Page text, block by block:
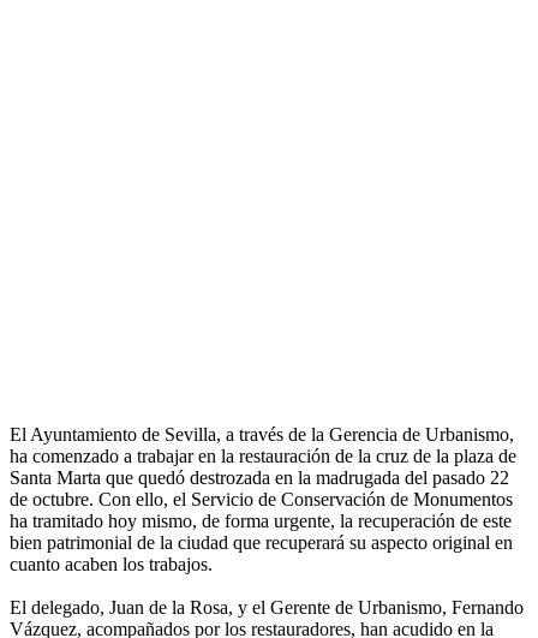
El Ayuntamiento de Sevilla, a través de la Gerencia de Urbanismo,
ha comenzado a trabajar en la restauración de la cruz de la plaza de
Santa Marta que quedó destrozada en la madrugada del pasado 22
de octubre. Con ello, el Servicio de Conservación de Monumentos
ha tramitado hoy mismo, de forma urgente, la recuperación de este
bien patrimonial de la ciudad que recuperará su aspecto original en
cuanto acaben los trabajos.
El delegado, Juan de la Rosa, y el Gerente de Urbanismo, Fernando
Vázquez, acompañados por los restauradores, han acudido en la